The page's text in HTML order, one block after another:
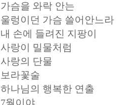
가슴을 와락 안는
울렁이던 가슴 쓸어안느라
내 손에 들려진 지팡이
사랑이 밀물처럼
사랑의 단물
보라꽃술
하나님의 행복한 연출
7월이야